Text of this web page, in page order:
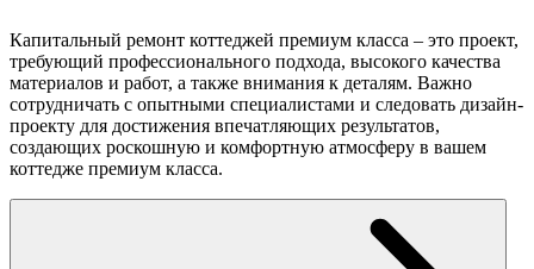
Капитальный ремонт коттеджей премиум класса – это проект,
требующий профессионального подхода, высокого качества
материалов и работ, а также внимания к деталям. Важно
сотрудничать с опытными специалистами и следовать дизайн-
проекту для достижения впечатляющих результатов,
создающих роскошную и комфортную атмосферу в вашем
коттедже премиум класса.